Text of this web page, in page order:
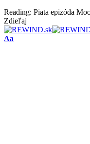
Reading: Piata epizóda
Zdieľaj
Font
Aa